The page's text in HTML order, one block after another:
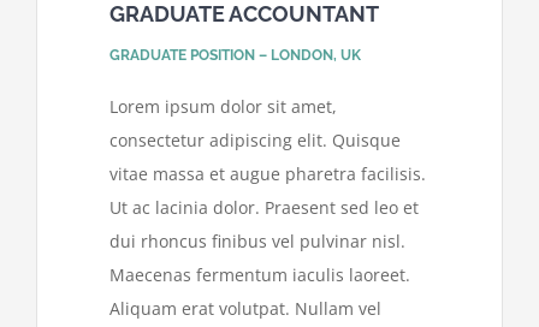
GRADUATE ACCOUNTANT
GRADUATE POSITION – LONDON, UK
Lorem ipsum dolor sit amet,
consectetur adipiscing elit. Quisque
vitae massa et augue pharetra facilisis.
Ut ac lacinia dolor. Praesent sed leo et
dui rhoncus finibus vel pulvinar nisl.
Maecenas fermentum iaculis laoreet.
Aliquam erat volutpat. Nullam vel